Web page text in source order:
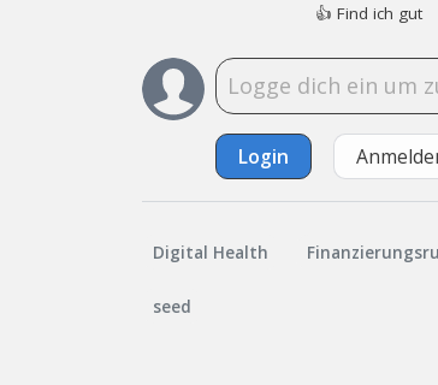
👍 Find ich gut
Login
Digital Health
seed